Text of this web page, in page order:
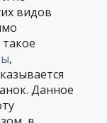
видов
,
Данное